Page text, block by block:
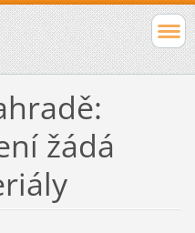
žádá